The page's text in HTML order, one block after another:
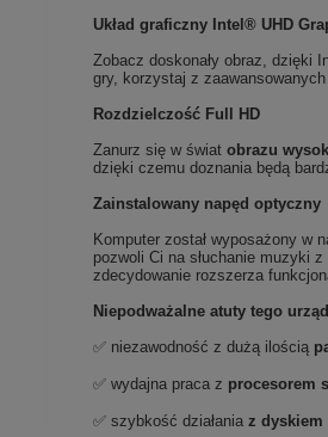
Układ graficzny Intel® UHD
Zobacz doskonały obraz, dzięki
gry, korzystaj z
Rozdzielczość Full HD
Zanurz się w światobrazu
dzięki czemu doznania będą
Zainstalowany napęd optyczny
Komputer został wyposażony w
pozwoli Ci na słuchanie muzyki
zdecydowanie rozszerza
Niepodważalne atuty tego
✅ niezawodność z dużą ilością
✅ wydajna praca z procesorem
✅ szybkość działaniaz dyskiem